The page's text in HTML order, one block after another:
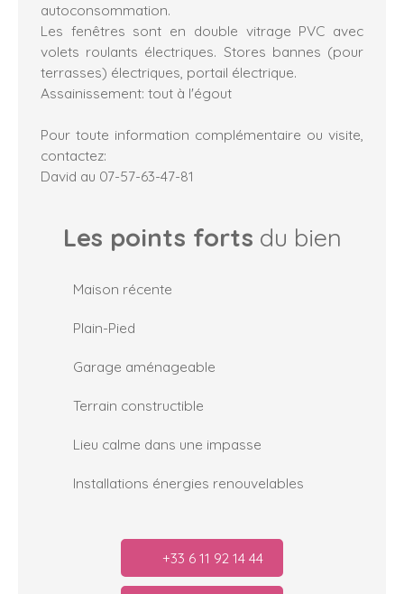
autoconsommation.
Les fenêtres sont en double vitrage PVC avec
volets roulants électriques. Stores bannes (pour
terrasses) électriques, portail électrique.
Assainissement: tout à l'égout
Pour toute information complémentaire ou visite,
contactez:
David au 07-57-63-47-81
Les points forts du bien
Maison récente
Plain-Pied
Garage aménageable
Terrain constructible
Lieu calme dans une impasse
Installations énergies renouvelables
+33 6 11 92 14 44